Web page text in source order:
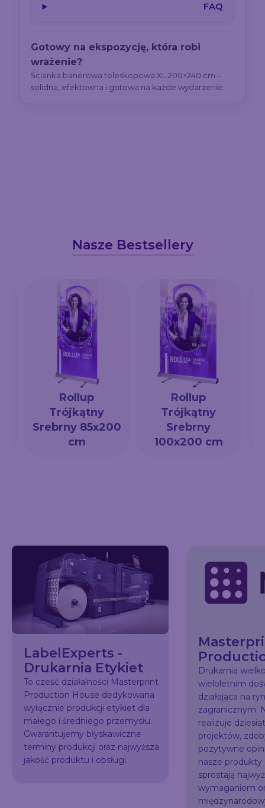
FAQ
Gotowy na ekspozycję, która robi
wrażenie?
Ścianka banerowa teleskopowa XL 200×240 cm –
solidna, efektowna i gotowa na każde wydarzenie.
Nasze Bestsellery
Rollup
Trójkątny
Srebrny 85x200
cm
Rollup
Trójkątny
Srebrny
100x200 cm
LabelExperts -
Drukarnia Etykiet
To cześć działalności Masterprint
Production House dedykowana
wyłącznie produkcji etykiet dla
małego i średniego przemysłu.
Gwarantujemy błyskawiczne
terminy produkcji oraz najwyższa
jakość produktu i obsługi.
Drukarnia
wieloletnim
działająca na
zagranicznym.
realizuje
projektów,
pozytywne
nasze
sprostają
wymaganiom